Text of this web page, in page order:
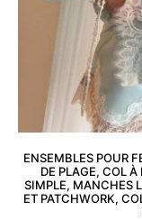
ENSEMBLES POUR
DE PLAGE, COL
SIMPLE, MANCHES
ET PATCHWORK,